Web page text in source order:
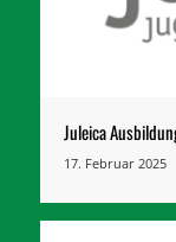
Juleica
17. Februar 2025